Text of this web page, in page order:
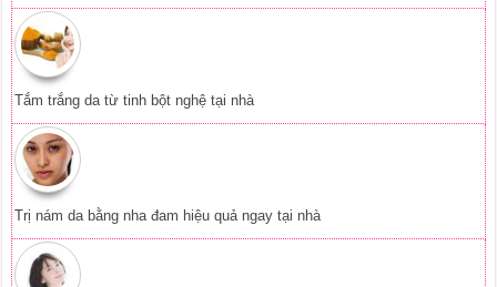
Tắm trắng da từ tinh bột nghệ tại nhà
Trị nám da bằng nha đam hiệu quả ngay tại nhà